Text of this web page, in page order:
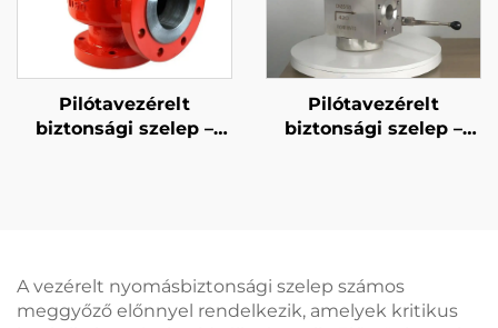
ERŐMŰVEKHEZ/
Pilótavezérelt
biztonsági szelep –
Pilótavezérelt
biztonsági szelep –
A vezérelt nyomásbiztonsági szelep számos
meggyőző előnnyel rendelkezik, amelyek kritikus